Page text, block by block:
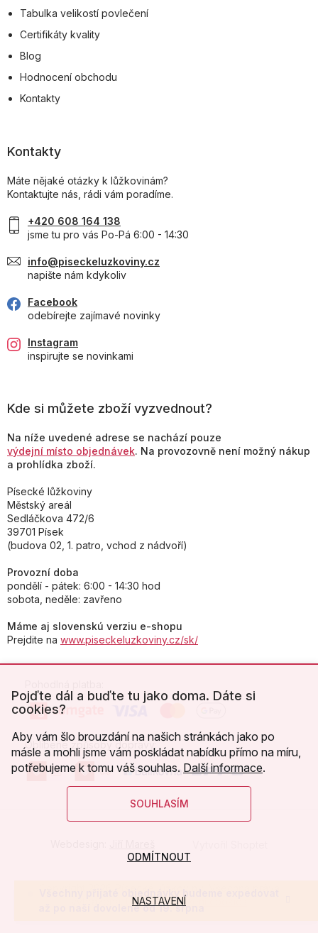
Pojďte dál a buďte tu jako doma. Dáte si
cookies?
Aby vám šlo brouzdání na našich stránkách jako po
másle a mohli jsme vám poskládat nabídku přímo na míru,
potřebujeme k tomu váš souhlas. Další informace.
SOUHLASÍM
NASTAVENÍ
ODMÍTNOUT
Všechny přijaté objednávky budeme expedovat
až po naší dovolené od 19. srpna
Tabulka velikostí povlečení
Certifikáty kvality
Blog
Hodnocení obchodu
Kontakty
Kontakty
Máte nějaké otázky k lůžkovinám?
Kontaktujte nás, rádi vám poradíme.
+420 608 164 138
jsme tu pro vás Po-Pá 6:00 - 14:30
info@piseckeluzkoviny.cz
napište nám kdykoliv
Facebook
odebírejte zajímavé novinky
Instagram
inspirujte se novinkami
Kde si můžete zboží vyzvednout?
Na níže uvedené adrese se nachází pouze
výdejní místo objednávek. Na provozovně není možný nákup
a prohlídka zboží.
Písecké lůžkoviny
Městský areál
Sedláčkova 472/6
39701 Písek
(budova 02, 1. patro, vchod z nádvoří)
Provozní doba
pondělí - pátek: 6:00 - 14:30 hod
sobota, neděle: zavřeno
Máme aj slovenskú verziu e-shopu
Prejdite na www.piseckeluzkoviny.cz/sk/
Oblíbené způsoby dopravy:
Upravit nastavení cookies